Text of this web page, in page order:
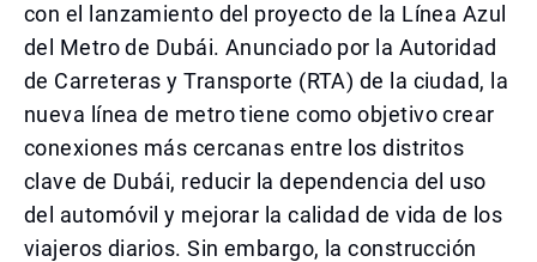
con el lanzamiento del proyecto de la Línea Azul
del Metro de Dubái. Anunciado por la Autoridad
de Carreteras y Transporte (RTA) de la ciudad, la
nueva línea de metro tiene como objetivo crear
conexiones más cercanas entre los distritos
clave de Dubái, reducir la dependencia del uso
del automóvil y mejorar la calidad de vida de los
viajeros diarios. Sin embargo, la construcción